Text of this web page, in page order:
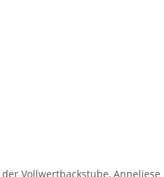
Vollwertbackstube, Anneliese